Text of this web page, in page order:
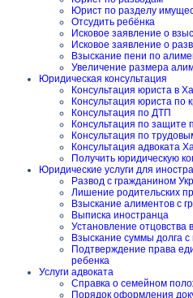
Юрист по разделу
Отсудить ребёнка
Исковое заявление о
Исковое заявление о
Взыскание пени по
Увеличение размера
Юридическая консультация
Консультация юриста в
Консультация юриста по
Консультация по ДТП
Консультация по защите
Консультация по
Консультация адвоката
Получить юридическую
Юридические услуги для
Развод с гражданином
Лишение родительских
Взыскание алиментов с
Выписка иностранца
Установление
Взыскание суммы долга
Подтверждение права
ребенка
Услуги адвоката
Справка о семейном
Порядок оформления